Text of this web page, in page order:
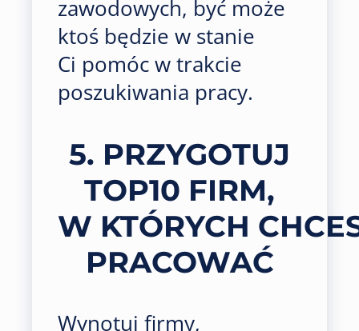
zawodowych, być może
ktoś będzie w stanie
Ci pomóc w trakcie
poszukiwania pracy.
5. PRZYGOTUJ
TOP10 FIRM,
W KTÓRYCH
PRACOWAĆ
Wynotuj firmy,